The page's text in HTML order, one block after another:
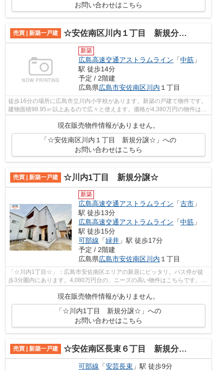
お問い合わせはこちら
売買 | 新築一戸建 ☆安佐南区川内１丁目 新規分譲☆
新築
広島高速交通アストラムライン 「中筋 」
駅 徒歩14分
予定 / 2階建
広島県広島市安佐南区川内 １丁目
徒歩16分の場所に広島市立川内小学校があります。新築の戸建て物件です。
建物面積98.95㎡以上あるので広々と使えます。価格が4,380万円の物件はこ
ちらです。不動産購入を考えているな...
現在販売物件情報がありません。
「☆安佐南区川内１丁目 新規分譲☆」への
お問い合わせはこちら
売買 | 新築一戸建 ☆川内1丁目 新規分譲☆
新築
広島高速交通アストラムライン 「古市 」
駅 徒歩13分
広島高速交通アストラムライン 「中筋 」
駅 徒歩15分
可部線 「緑井 」駅 徒歩17分
予定 / 2階建
広島県広島市安佐南区川内 １丁目
「☆川内1丁目☆」：広島市安佐南区エリアの新居にピッタリ。バス停が徒
歩3分圏内にあります。4,080万円台の、ニーズの高い物件はこちらです。家
現在販売物件情報がありません。
「☆川内1丁目 新規分譲☆」への
お問い合わせはこちら
売買 | 新築一戸建 ☆安佐南区長束６丁目 新規分譲☆
可部線 「安芸長束 」駅 徒歩9分